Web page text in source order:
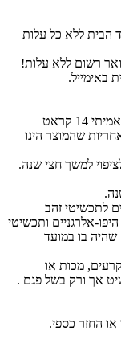
עד הבית ללא כל עלות
באימייל.
תכשיטי זהב – מתכת תכשיטי הזהב עשויה מזהב אמיתי 14 קראט
שהמוצר הינו
למשך חצי שנה.
לתכשיטי זהב
אלרגניים ותכשיטי
שהיה בו במועד
מכות או
אך ורק בשל פגם .
או החזר כספי.